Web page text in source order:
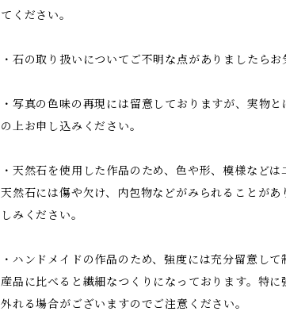
てください。
・石の取り扱いについてご不明な点がありましたらお
・写真の色味の再現には留意しておりますが、実物
の上お申し込みください。
・天然石を使用した作品のため、色や形、模様などは
天然石には傷や欠け、内包物などがみられることが
しみください。
・ハンドメイドの作品のため、強度には充分留意し
産品に比べると繊細なつくりになっております。特
外れる場合がございますのでご注意ください。